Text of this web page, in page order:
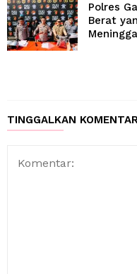
Polres
Berat
TINGGALKAN